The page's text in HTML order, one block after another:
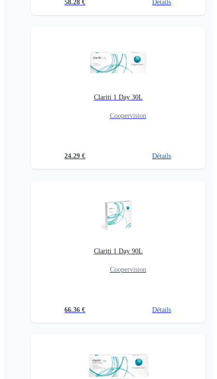
58.28 € Détails
Clariti 1 Day 30L
Coopervision
24.29 € Détails
Clariti 1 Day 90L
Coopervision
66.36 € Détails